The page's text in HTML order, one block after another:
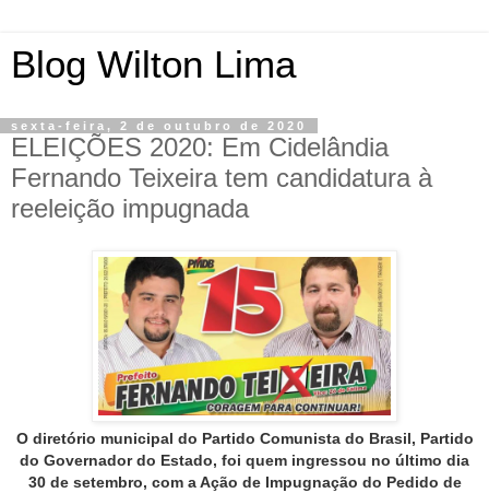
Blog Wilton Lima
sexta-feira, 2 de outubro de 2020
ELEIÇÕES 2020: Em Cidelândia
Fernando Teixeira tem candidatura à
reeleição impugnada
O diretório municipal do Partido Comunista do Brasil, Partido
do Governador do Estado, foi quem ingressou no último dia
30 de setembro, com a Ação de Impugnação do Pedido de